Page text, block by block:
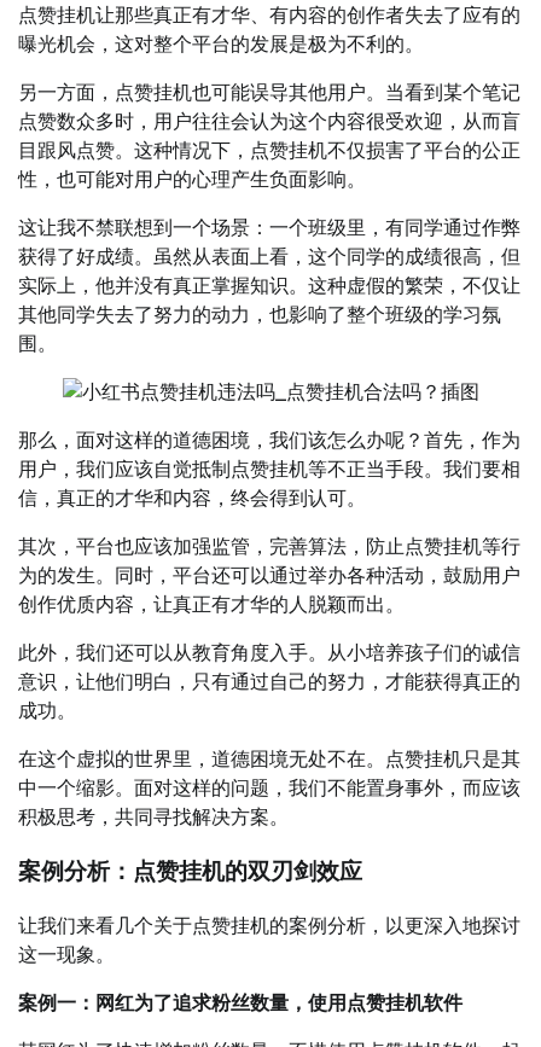
点赞挂机让那些真正有才华、有内容的创作者失去了应有的
曝光机会，这对整个平台的发展是极为不利的。
另一方面，点赞挂机也可能误导其他用户。当看到某个笔记
点赞数众多时，用户往往会认为这个内容很受欢迎，从而盲
目跟风点赞。这种情况下，点赞挂机不仅损害了平台的公正
性，也可能对用户的心理产生负面影响。
这让我不禁联想到一个场景：一个班级里，有同学通过作弊
获得了好成绩。虽然从表面上看，这个同学的成绩很高，但
实际上，他并没有真正掌握知识。这种虚假的繁荣，不仅让
其他同学失去了努力的动力，也影响了整个班级的学习氛
围。
那么，面对这样的道德困境，我们该怎么办呢？首先，作为
用户，我们应该自觉抵制点赞挂机等不正当手段。我们要相
信，真正的才华和内容，终会得到认可。
其次，平台也应该加强监管，完善算法，防止点赞挂机等行
为的发生。同时，平台还可以通过举办各种活动，鼓励用户
创作优质内容，让真正有才华的人脱颖而出。
此外，我们还可以从教育角度入手。从小培养孩子们的诚信
意识，让他们明白，只有通过自己的努力，才能获得真正的
成功。
在这个虚拟的世界里，道德困境无处不在。点赞挂机只是其
中一个缩影。面对这样的问题，我们不能置身事外，而应该
积极思考，共同寻找解决方案。
案例分析：点赞挂机的双刃剑效应
让我们来看几个关于点赞挂机的案例分析，以更深入地探讨
这一现象。
案例一：网红为了追求粉丝数量，使用点赞挂机软件